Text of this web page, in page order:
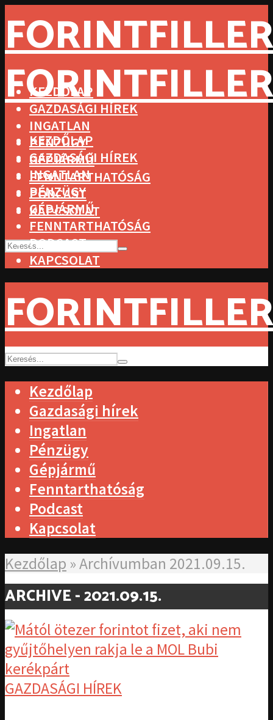
KEZDŐLAP
GAZDASÁGI HÍREK
INGATLAN
PÉNZÜGY
GÉPJÁRMŰ
FENNTARTHATÓSÁG
PODCAST
KAPCSOLAT
KEZDŐLAP
GAZDASÁGI HÍREK
INGATLAN
PÉNZÜGY
GÉPJÁRMŰ
FENNTARTHATÓSÁG
PODCAST
KAPCSOLAT
Kezdőlap
Gazdasági hírek
Ingatlan
Pénzügy
Gépjármű
Fenntarthatóság
Podcast
Kapcsolat
Kezdőlap »Archívumban 2021.09.15.
ARCHIVE - 2021.09.15.
GAZDASÁGI HÍREK